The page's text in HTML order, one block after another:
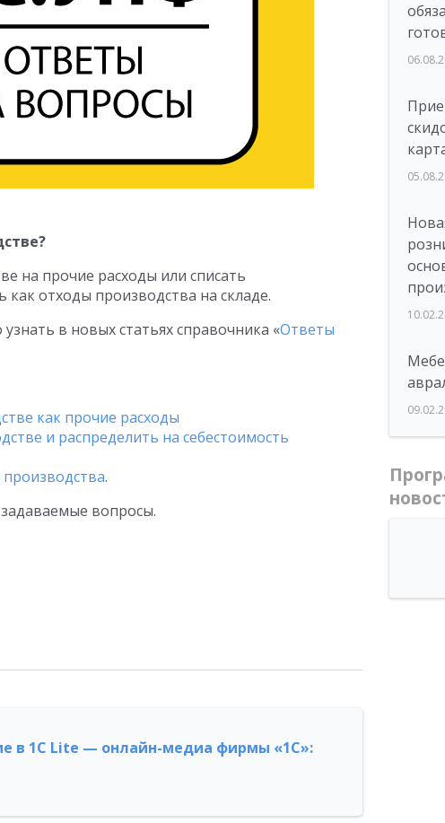
на прочие расходы или списать
как отходы производства на складе.
в новых статьях справочника «Ответы
как прочие расходы
и распределить на себестоимость
.
вопросы.
в 1С Lite — онлайн-медиа фирмы «1С»: